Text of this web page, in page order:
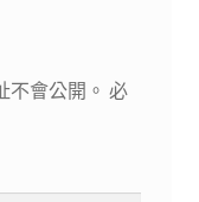
不會公開。 必